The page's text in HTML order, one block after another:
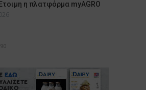
η πλατφόρμα myAGRO